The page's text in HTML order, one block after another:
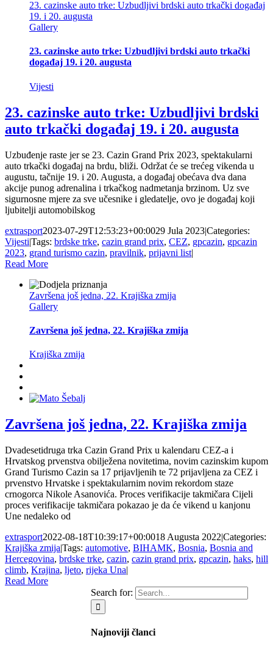
23. cazinske auto trke: Uzbudljivi brdski auto trkački događaj
19. i 20. augusta
Gallery
23. cazinske auto trke: Uzbudljivi brdski auto trkački
događaj 19. i 20. augusta
Vijesti
23. cazinske auto trke: Uzbudljivi brdski
auto trkački događaj 19. i 20. augusta
Uzbuđenje raste jer se 23. Cazin Grand Prix 2023, spektakularni
auto trkački događaj na brdu, bliži. Održat će se trećeg vikenda u
augustu, tačnije 19. i 20. Augusta, a događaj obećava dva dana
akcije punog adrenalina i trkačkog nadmetanja brzinom. Uz sve
sigurnosne mjere za sve učesnike i gledatelje, ovo je događaj koji
ljubitelji automobilskog
extrasport2023-07-29T12:53:23+00:0029 Jula 2023|Categories:
Vijesti|Tags: brdske trke, cazin grand prix, CEZ, gpcazin, gpcazin
2023, grand turismo cazin, pravilnik, prijavni list|
Read More
Završena još jedna, 22. Krajiška zmija
Gallery
Završena još jedna, 22. Krajiška zmija
Krajiška zmija
Završena još jedna, 22. Krajiška zmija
Dvadesetidruga trka Cazin Grand Prix u kalendaru CEZ-a i
Hrvatskog prvenstva obilježena novitetima, novim cazinskim kupom
Grand Turismo Cazin sa 17 prijavljenih te 72 prijavljena za CEZ i
prvenstvo Hrvatske i spektakularnim novim rekordom staze
crnogorca Nikole Asanovića. Proces verifikacije takmičara Cijeli
proces verifikacije takmičara pokazao je da će vikend u kanjonu
Une nedaleko od
extrasport2022-08-18T10:39:17+00:0018 Augusta 2022|Categories:
Krajiška zmija|Tags: automotive, BIHAMK, Bosnia, Bosnia and
Hercegovina, brdske trke, cazin, cazin grand prix, gpcazin, haks, hill
climb, Krajina, ljeto, rijeka Una|
Read More
Search for:
Najnoviji članci